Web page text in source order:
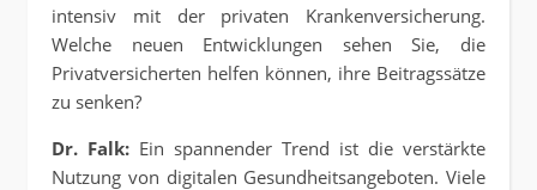
intensiv mit der privaten Krankenversicherung.
Welche neuen Entwicklungen sehen Sie, die
Privatversicherten helfen können, ihre Beitragssätze
zu senken?
Dr. Falk: Ein spannender Trend ist die verstärkte
Nutzung von digitalen Gesundheitsangeboten. Viele